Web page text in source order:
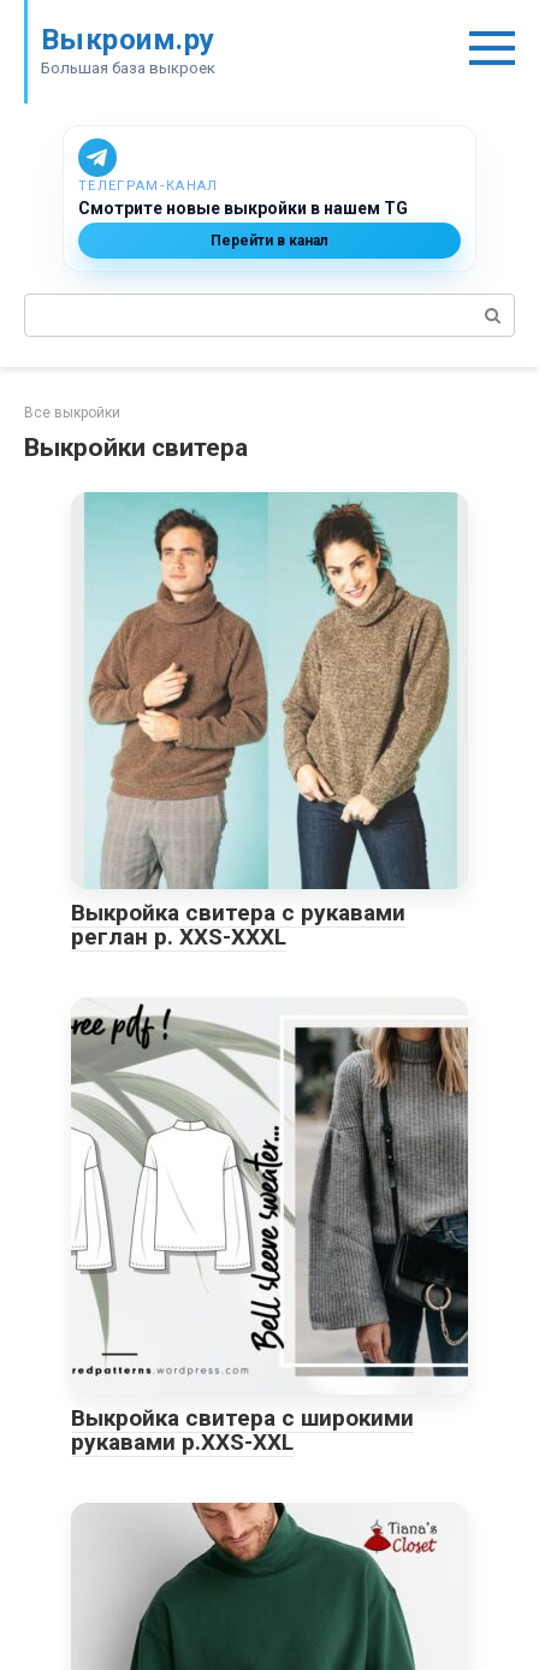
контенту
Выкроим.ру
Большая база выкроек
ТЕЛЕГРАМ‑КАНАЛ
Смотрите новые выкройки в нашем TG
Перейти в канал
Поиск:
Все выкройки
Выкройки свитера
Выкройка свитера с рукавами
реглан р. XXS-XXXL
Выкройка свитера с широкими
рукавами р.XXS-XXL